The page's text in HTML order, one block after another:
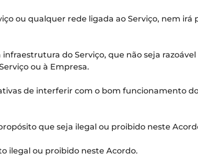
ou qualquer rede ligada ao Serviço, nem irá
do Serviço, que não seja
ou à Empresa.
de interferir com o bom funcionamento
que seja ilegal ou proibido neste
ilegal ou proibido neste Acordo.